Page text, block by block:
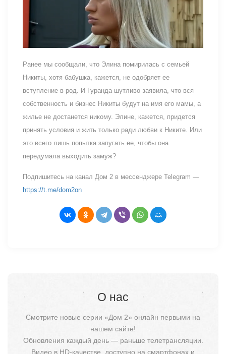
Ранее мы сообщали, что Элина помирилась с семьей
Никиты, хотя бабушка, кажется, не одобряет ее
вступление в род. И Гуранда шутливо заявила, что вся
собственность и бизнес Никиты будут на имя его мамы, а
жилье не достанется никому. Элине, кажется, придется
принять условия и жить только ради любви к Никите. Или
это всего лишь попытка запугать ее, чтобы она
передумала выходить замуж?
Подпишитесь на канал Дом 2 в мессенджере Telegram —
https://t.me/dom2on
О нас
Смотрите новые серии «Дом 2» онлайн первыми на
нашем сайте!
Обновления каждый день — раньше телетрансляции.
Видео в HD-качестве, доступно на смартфонах и